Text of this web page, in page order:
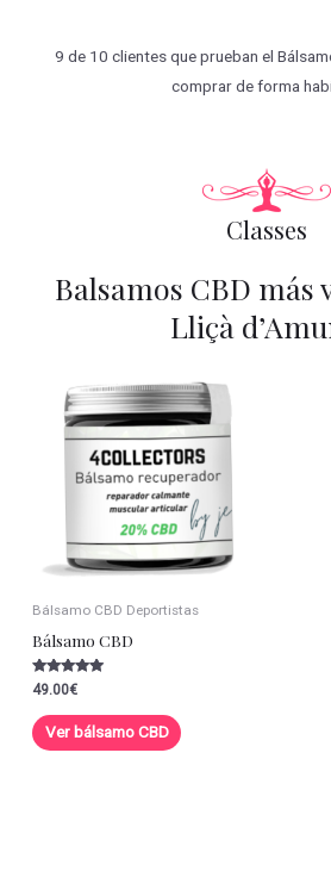
9 de 10 clientes que prueban el
comprar de forma
Classes
Balsamos CBD más
Lliçà
Bálsamo CBD Deportistas
Bálsamo CBD
Valorado con
5.00
de 5
49.00€
Ver bálsamo CBD